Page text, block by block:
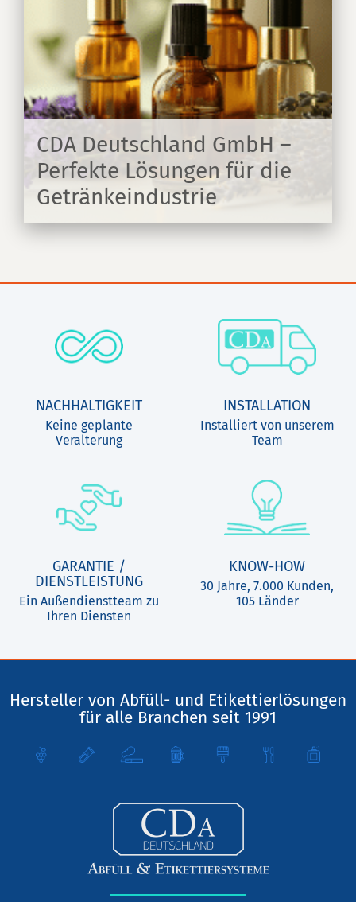
CDA Deutschland GmbH –
Perfekte Lösungen für die
Getränkeindustrie
NACHHALTIGKEIT
Keine geplante
Veralterung
INSTALLATION
Installiert von unserem
Team
GARANTIE /
DIENSTLEISTUNG
Ein Außendienstteam zu
Ihren Diensten
KNOW-HOW
30 Jahre, 7.000 Kunden,
105 Länder
Hersteller von Abfüll- und Etikettierlösungen
für alle Branchen seit 1991